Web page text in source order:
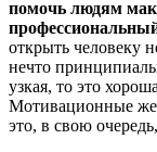
помочь людям
открыть человеку
нечто
узкая, то это
Мотивационные же
это, в свою